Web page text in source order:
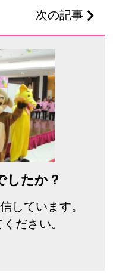
次の記事
したか？
しています。
ださい。